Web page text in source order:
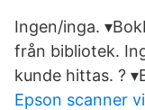
Ingen/inga.
från bibliotek.
kunde hittas. ?
Epson scanner